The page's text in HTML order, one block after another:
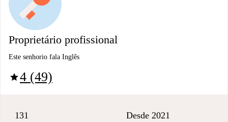
Proprietário profissional
Este senhorio fala Inglês
star4 (49)
131 Desde 2021